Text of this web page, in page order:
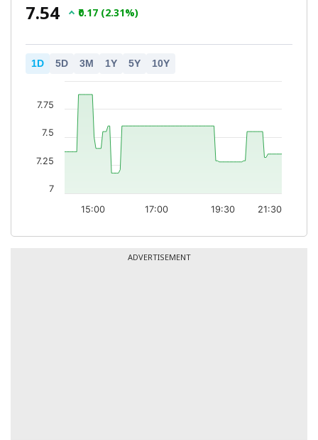
₹7.54 ₹0.17 (2.31%)
1D 5D 3M 1Y 5Y 10Y
15:00 17:00 19:30 21:30
7
7.25
7.5
7.75
ADVERTISEMENT